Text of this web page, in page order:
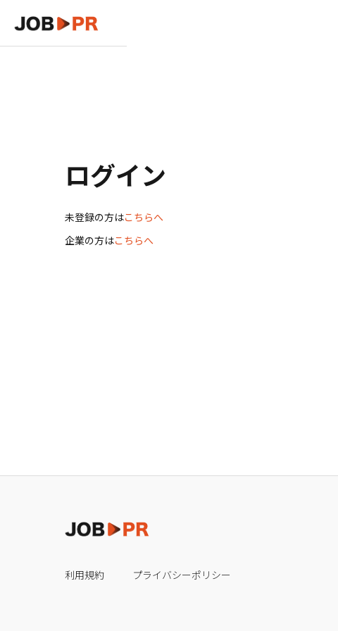
ログイン
未登録の方はこちらへ
企業の方はこちらへ
利用規約 プライバシーポリシー